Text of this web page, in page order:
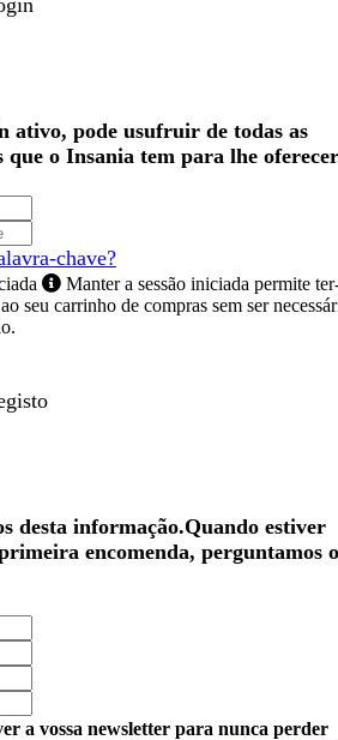
ativo, pode usufruir de todas as
que o Insania tem para lhe
chave?
Manter a sessão iniciada permite
seu carrinho de compras sem ser
desta informação.Quando estiver
encomenda, perguntamos o
a vossa newsletter para nunca perder